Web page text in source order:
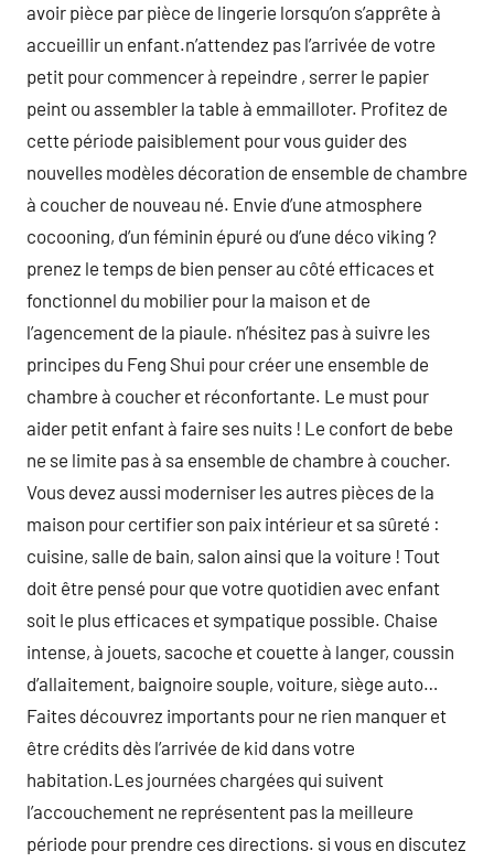
avoir pièce par pièce de lingerie lorsqu’on s’apprête à
accueillir un enfant.n’attendez pas l’arrivée de votre
petit pour commencer à repeindre , serrer le papier
peint ou assembler la table à emmailloter. Profitez de
cette période paisiblement pour vous guider des
nouvelles modèles décoration de ensemble de chambre
à coucher de nouveau né. Envie d’une atmosphere
cocooning, d’un féminin épuré ou d’une déco viking ?
prenez le temps de bien penser au côté efficaces et
fonctionnel du mobilier pour la maison et de
l’agencement de la piaule. n’hésitez pas à suivre les
principes du Feng Shui pour créer une ensemble de
chambre à coucher et réconfortante. Le must pour
aider petit enfant à faire ses nuits ! Le confort de bebe
ne se limite pas à sa ensemble de chambre à coucher.
Vous devez aussi moderniser les autres pièces de la
maison pour certifier son paix intérieur et sa sûreté :
cuisine, salle de bain, salon ainsi que la voiture ! Tout
doit être pensé pour que votre quotidien avec enfant
soit le plus efficaces et sympatique possible. Chaise
intense, à jouets, sacoche et couette à langer, coussin
d’allaitement, baignoire souple, voiture, siège auto…
Faites découvrez importants pour ne rien manquer et
être crédits dès l’arrivée de kid dans votre
habitation.Les journées chargées qui suivent
l’accouchement ne représentent pas la meilleure
période pour prendre ces directions. si vous en discutez